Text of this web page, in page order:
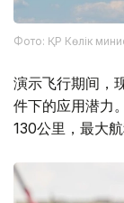
Фото: ҚР Көлік
演示飞行期间，
件下的应用潜力
130公里，最大航